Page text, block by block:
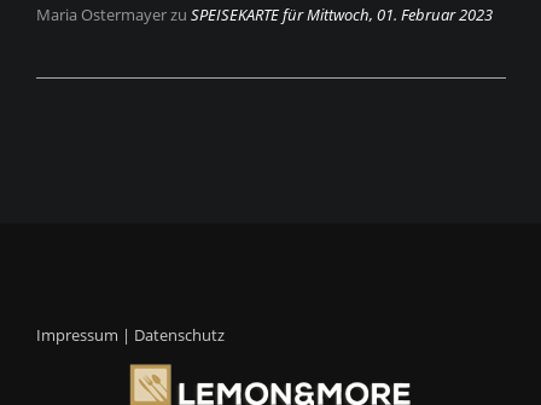
Maria Ostermayerzu SPEISEKARTE für Mittwoch, 01. Februar 2023
Impressum | Datenschutz